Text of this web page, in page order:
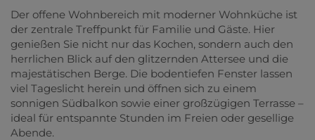
Der offene Wohnbereich mit moderner Wohnküche ist
der zentrale Treffpunkt für Familie und Gäste. Hier
genießen Sie nicht nur das Kochen, sondern auch den
herrlichen Blick auf den glitzernden Attersee und die
majestätischen Berge. Die bodentiefen Fenster lassen
viel Tageslicht herein und öffnen sich zu einem
sonnigen Südbalkon sowie einer großzügigen Terrasse –
ideal für entspannte Stunden im Freien oder gesellige
Abende.